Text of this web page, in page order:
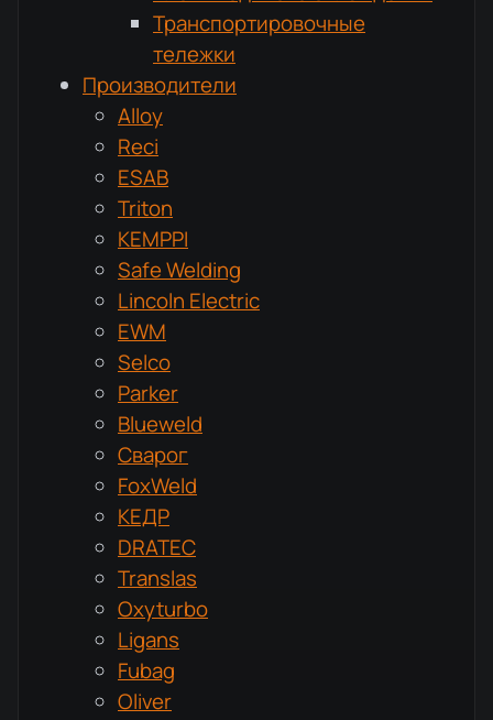
Транспортировочные
тележки
Производители
Alloy
Reci
ESAB
Triton
KEMPPI
Safe Welding
Lincoln Electric
EWM
Selco
Parker
Blueweld
Сварог
FoxWeld
КЕДР
DRATEC
Translas
Oxyturbo
Ligans
Fubag
Oliver